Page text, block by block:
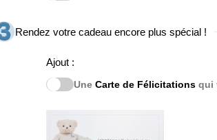
Rendez votre cadeau encore plus spécial !
Ajout :
Une Carte de Félicitationsqui